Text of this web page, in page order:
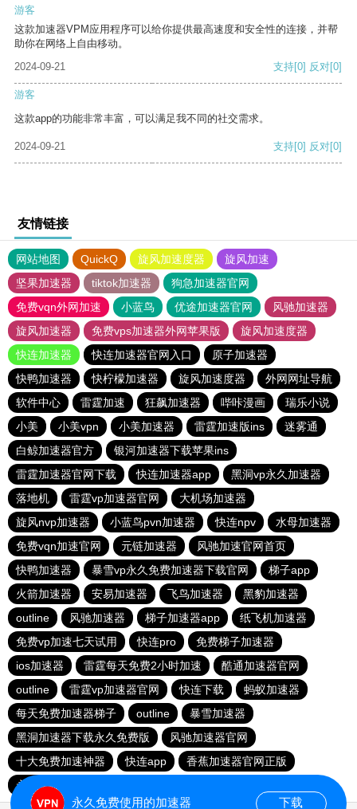
游客
这款加速器VPM应用程序可以给你提供最高速度和安全性的连接，并帮
助你在网络上自由移动。
2024-09-21
支持[0] 反对[0]
游客
这款app的功能非常丰富，可以满足我不同的社交需求。
2024-09-21 支持[0] 反对[0]
友情链接
网站地图 QuickQ 旋风加速度器
旋风加速
坚果加速器
tiktok加速器
狗急加速器官网
免费vqn外网加速
小蓝鸟 优途加速器官网
风驰加速器
旋风加速器
免费vps加速器外网苹果版
旋风加速度器
快连加速器
快连加速器官网入口
原子加速器
快鸭加速器
快柠檬加速器 旋风加速度器
外网网址导航
软件中心
雷霆加速 狂飙加速器 哔咔漫画
瑞乐小说
小美
小美vpn 小美加速器 雷霆加速版ins
迷雾通
白鲸加速器官方
银河加速器下载苹果ins
雷霆加速器官网下载
快连加速器app
黑洞vp永久加速器
落地机
雷霆vp加速器官网
大机场加速器
旋风nvp加速器
小蓝鸟pvn加速器 快连npv
水母加速器
免费vqn加速官网
元链加速器
风驰加速官网首页
快鸭加速器
暴雪vp永久免费加速器下载官网
梯子app
火箭加速器
安易加速器 飞鸟加速器
黑豹加速器
outline
风驰加速器 梯子加速器app
纸飞机加速器
免费vp加速七天试用
快连pro
免费梯子加速器
ios加速器
雷霆每天免费2小时加速
酷通加速器官网
outline
雷霆vp加速器官网 快连下载
蚂蚁加速器
每天免费加速器梯子
outline
暴雪加速器
黑洞加速器下载永久免费版
风驰加速器官网
十大免费加速神器
快连app
香蕉加速器官网正版
永久免费vqn加速外网
永久免费使用的加速器 下载